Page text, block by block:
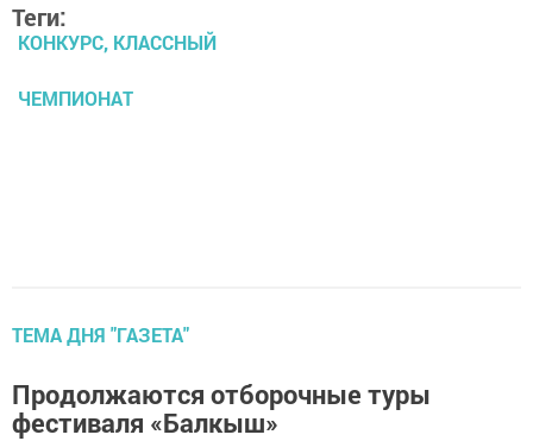
Теги:
КОНКУРС, КЛАССНЫЙ
ЧЕМПИОНАТ
ТЕМА ДНЯ "ГАЗЕТА"
Продолжаются отборочные туры
фестиваля «Балкыш»